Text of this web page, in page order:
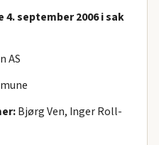
september 2006 i sak
AS
Bjørg Ven, Inger Roll-